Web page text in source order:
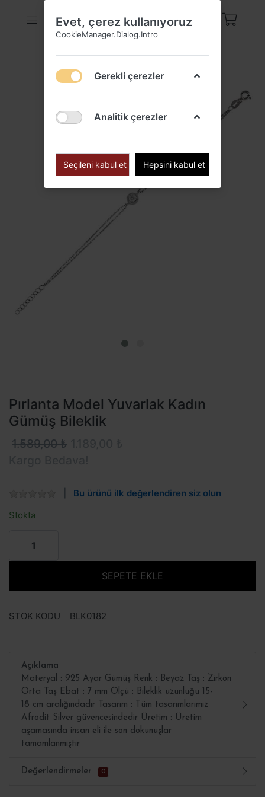
Pırlanta Model Yuvarlak Kadın
Gümüş Bileklik
1.589,00 ₺
Bu ürünü ilk değerlendiren siz olun
Stokta
SEPETE EKLE
STOK KODU BLK0182
Açıklama
Materyal : 925 Ayar Gümüş Renk : Beyaz Taş : Zirkon
Orta Taş Ebat : 7 mm Ölçü : Bileklik uzunluğu 15-
18 cm aralığındadır Tasarım : Tüm tasarımlarımız
Afrodit Silver güvencesindedir Üretim : Üretim
aşamasında insan eli ile son dokunuşlar
tamamlanmıştır
Değerlendirmeler 0
Evet, çerez kullanıyoruz
CookieManager.Dialog.Intro
Gerekli çerezler
Analitik çerezler
Seçileni kabul et Hepsini kabul et